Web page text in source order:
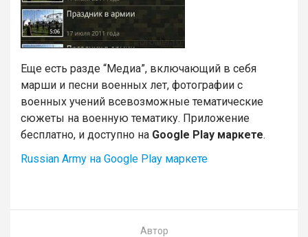
Еще есть разде “Медиа”, включающий в себя
марши и песни военных лет, фотографии с
военных учений всевозможные тематические
сюжеты на военную тематику. Приложение
бесплатно, и доступно на Google Play маркете.
Russian Army на Google Play маркете
Автор